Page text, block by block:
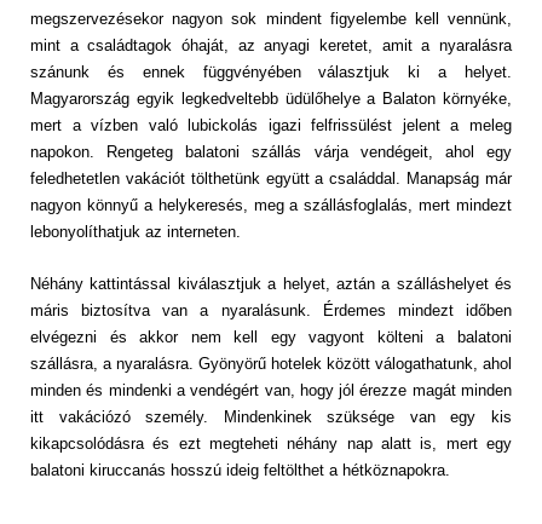
megszervezésekor nagyon sok mindent figyelembe kell vennünk,
mint a családtagok óhaját, az anyagi keretet, amit a nyaralásra
szánunk és ennek függvényében választjuk ki a helyet.
Magyarország egyik legkedveltebb üdülőhelye a Balaton környéke,
mert a vízben való lubickolás igazi felfrissülést jelent a meleg
napokon. Rengeteg balatoni szállás várja vendégeit, ahol egy
feledhetetlen vakációt tölthetünk együtt a családdal. Manapság már
nagyon könnyű a helykeresés, meg a szállásfoglalás, mert mindezt
lebonyolíthatjuk az interneten.
Néhány kattintással kiválasztjuk a helyet, aztán a szálláshelyet és
máris biztosítva van a nyaralásunk. Érdemes mindezt időben
elvégezni és akkor nem kell egy vagyont költeni a balatoni
szállásra, a nyaralásra. Gyönyörű hotelek között válogathatunk, ahol
minden és mindenki a vendégért van, hogy jól érezze magát minden
itt vakációzó személy. Mindenkinek szüksége van egy kis
kikapcsolódásra és ezt megteheti néhány nap alatt is, mert egy
balatoni kiruccanás hosszú ideig feltölthet a hétköznapokra.